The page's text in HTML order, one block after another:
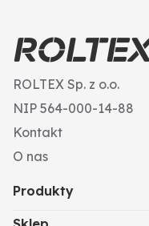
ROLTEX Sp. z o.o.
NIP 564-000-14-88
Kontakt
O nas
Produkty